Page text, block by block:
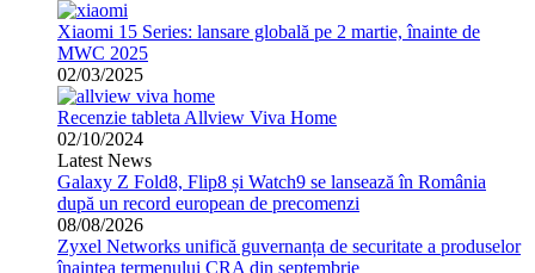
Xiaomi 15 Series: lansare globală pe 2 martie, înainte de
MWC 2025
02/03/2025
Recenzie tableta Allview Viva Home
02/10/2024
Latest News
Galaxy Z Fold8, Flip8 și Watch9 se lansează în România
după un record european de precomenzi
08/08/2026
Zyxel Networks unifică guvernanța de securitate a produselor
înaintea termenului CRA din septembrie